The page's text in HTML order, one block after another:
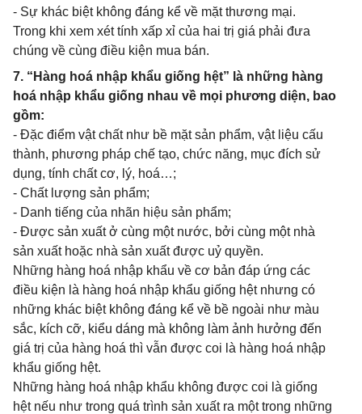
- Sự khác biệt không đáng kể về mặt thương mại.
Trong khi xem xét tính xấp xỉ của hai trị giá phải đưa
chúng về cùng điều kiện mua bán.
7. “Hàng hoá nhập khẩu giống hệt” là những hàng
hoá nhập khẩu giống nhau về mọi phương diện, bao
gồm:
- Đặc điểm vật chất như bề mặt sản phẩm, vật liệu cấu
thành, phương pháp chế tạo, chức năng, mục đích sử
dụng, tính chất cơ, lý, hoá…;
- Chất lượng sản phẩm;
- Danh tiếng của nhãn hiệu sản phẩm;
- Được sản xuất ở cùng một nước, bởi cùng một nhà
sản xuất hoặc nhà sản xuất được uỷ quyền.
Những hàng hoá nhập khẩu về cơ bản đáp ứng các
điều kiện là hàng hoá nhập khẩu giống hệt nhưng có
những khác biệt không đáng kể về bề ngoài như màu
sắc, kích cỡ, kiểu dáng mà không làm ảnh hưởng đến
giá trị của hàng hoá thì vẫn được coi là hàng hoá nhập
khẩu giống hệt.
Những hàng hoá nhập khẩu không được coi là giống
hệt nếu như trong quá trình sản xuất ra một trong những